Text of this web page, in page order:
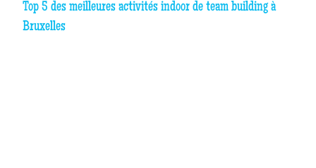
Top 5 des meilleures activités indoor de team building à
Bruxelles